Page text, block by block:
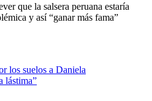
que la salsera peruana estaría
y así “ganar más fama”